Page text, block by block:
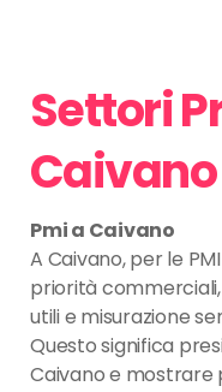
Settori
Caivano
Pmi a Caivano
A Caivano, per le
priorità
utili e misurazione
Questo significa
Caivano e